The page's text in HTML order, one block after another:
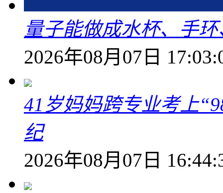
量子能做成水杯、手
2026年08月07日
41岁妈妈跨专业考上
纪
2026年08月07日